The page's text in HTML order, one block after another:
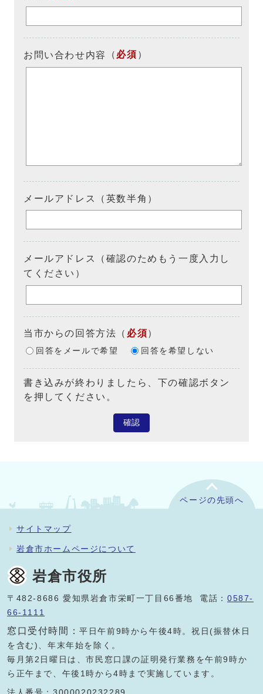
お問い合わせ内容 （ 必須 ）
メールアドレス（英数半角）
メールアドレス（確認のためもう一度入力し
てください）
当市からの回答方法 （ 必須）
回答をメールで希望 回答を希望しない
書き込みが終わりましたら、下の確認ボタン
を押してください。
確認
ページの先頭へ
サイトマップ
岩倉市ホームページについて
岩倉市役所
〒482-8686 愛知県岩倉市栄町一丁目66番地 電話：0587-
66-1111
窓口受付時間：平日午前9時から午後4時。祝日(振替休日
を含む)、年末年始を除く。
毎月第2日曜日は、市民窓口課の証明発行業務を午前9時か
ら正午まで、午後1時から4時まで実施しています。